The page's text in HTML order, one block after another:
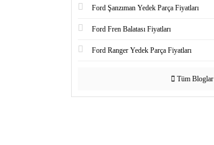
Ford Şanzıman Yedek Parça Fiyatları
Ford Fren Balatası Fiyatları
Ford Ranger Yedek Parça Fiyatları
Tüm Bloglar